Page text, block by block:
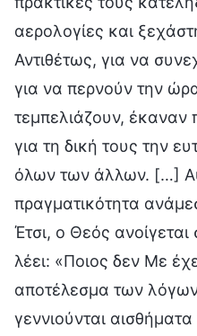
αερολογίες και
Αντιθέτως, για να
για να περνούν την
τεμπελιάζουν,
για τη δική τους την
όλων των άλλων. […]
πραγματικότητα
Έτσι, ο Θεός
λέει: «Ποιος δεν Με
αποτέλεσμα των
γεννιούνται